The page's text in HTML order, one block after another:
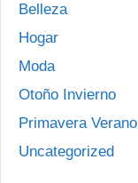
Belleza
Hogar
Moda
Otoño Invierno
Primavera Verano
Uncategorized